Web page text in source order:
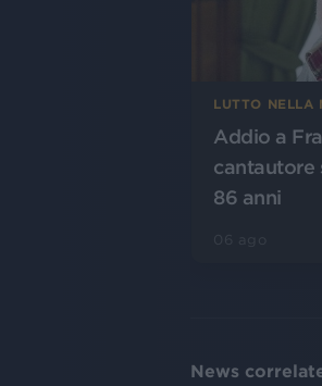
LUTTO NELLA
Addio a
cantautore
86 anni
News